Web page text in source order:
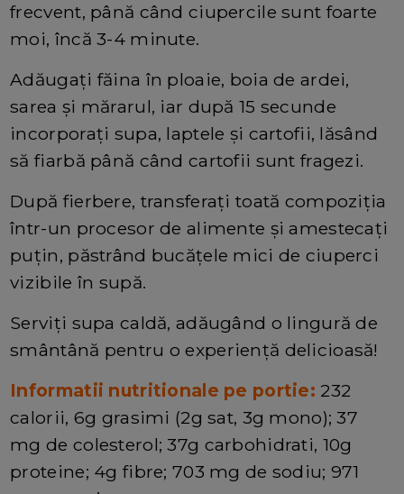
frecvent, până când ciupercile sunt foarte
moi, încă 3-4 minute.
Adăugați făina în ploaie, boia de ardei,
sarea și mărarul, iar după 15 secunde
incorporați supa, laptele și cartofii, lăsând
să fiarbă până când cartofii sunt fragezi.
După fierbere, transferați toată compoziția
într-un procesor de alimente și amestecați
puțin, păstrând bucățele mici de ciuperci
vizibile în supă.
Serviți supa caldă, adăugând o lingură de
smântână pentru o experiență delicioasă!
Informatii nutritionale pe portie: 232
calorii, 6g grasimi (2g sat, 3g mono); 37
mg de colesterol; 37g carbohidrati, 10g
proteine; 4g fibre; 703 mg de sodiu; 971